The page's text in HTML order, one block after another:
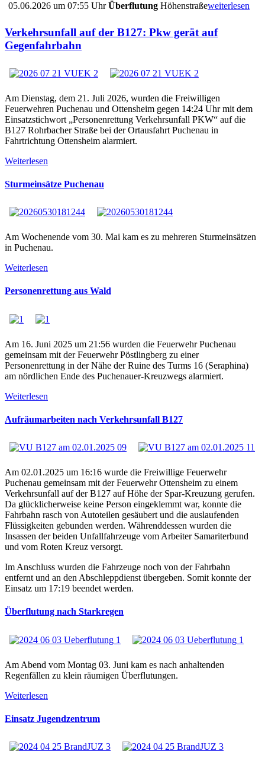
05.06.2026 um 07:55 UhrÜberflutung Höhenstraßeweiterlesen
Verkehrsunfall auf der B127: Pkw gerät auf
Gegenfahrbahn
Am Dienstag, dem 21. Juli 2026, wurden die Freiwilligen
Feuerwehren Puchenau und Ottensheim gegen 14:24 Uhr mit dem
Einsatzstichwort „Personenrettung Verkehrsunfall PKW“ auf die
B127 Rohrbacher Straße bei der Ortausfahrt Puchenau in
Fahrtrichtung Ottensheim alarmiert.
Weiterlesen
Sturmeinsätze Puchenau
Am Wochenende vom 30. Mai kam es zu mehreren Sturmeinsätzen
in Puchenau.
Weiterlesen
Personenrettung aus Wald
Am 16. Juni 2025 um 21:56 wurden die Feuerwehr Puchenau
gemeinsam mit der Feuerwehr Pöstlingberg zu einer
Personenrettung in der Nähe der Ruine des Turms 16 (Seraphina)
am nördlichen Ende des Puchenauer-Kreuzwegs alarmiert.
Weiterlesen
Aufräumarbeiten nach Verkehrsunfall B127
Am 02.01.2025 um 16:16 wurde die Freiwillige Feuerwehr
Puchenau gemeinsam mit der Feuerwehr Ottensheim zu einem
Verkehrsunfall auf der B127 auf Höhe der Spar-Kreuzung gerufen.
Da glücklicherweise keine Person eingeklemmt war, konnte die
Fahrbahn rasch von Autoteilen gesäubert und die auslaufenden
Flüssigkeiten gebunden werden. Währenddessen wurden die
Insassen der beiden Unfallfahrzeuge vom Arbeiter Samariterbund
und vom Roten Kreuz versorgt.
Im Anschluss wurden die Fahrzeuge noch von der Fahrbahn
entfernt und an den Abschleppdienst übergeben. Somit konnte der
Einsatz um 17:19 beendet werden.
Überflutung nach Starkregen
Am Abend vom Montag 03. Juni kam es nach anhaltenden
Regenfällen zu klein räumigen Überflutungen.
Weiterlesen
Einsatz Jugendzentrum